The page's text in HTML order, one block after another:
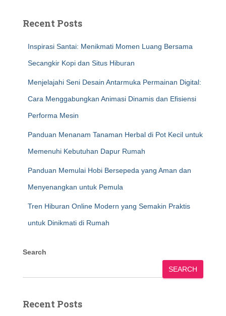
Recent Posts
Inspirasi Santai: Menikmati Momen Luang Bersama
Secangkir Kopi dan Situs Hiburan
Menjelajahi Seni Desain Antarmuka Permainan Digital:
Cara Menggabungkan Animasi Dinamis dan Efisiensi
Performa Mesin
Panduan Menanam Tanaman Herbal di Pot Kecil untuk
Memenuhi Kebutuhan Dapur Rumah
Panduan Memulai Hobi Bersepeda yang Aman dan
Menyenangkan untuk Pemula
Tren Hiburan Online Modern yang Semakin Praktis
untuk Dinikmati di Rumah
Search
SEARCH
Recent Posts